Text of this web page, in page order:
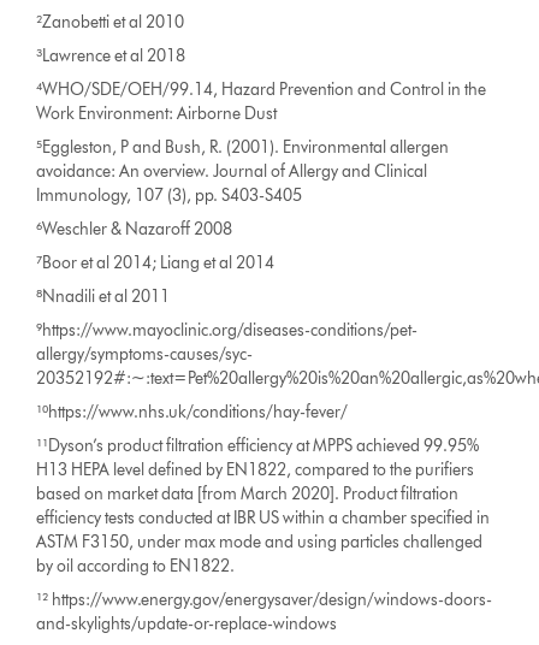
²Zanobetti et al 2010
³Lawrence et al 2018
⁴WHO/SDE/OEH/99.14, Hazard Prevention and Control in the
Work Environment: Airborne Dust
⁵Eggleston, P and Bush, R. (2001). Environmental allergen
avoidance: An overview. Journal of Allergy and Clinical
Immunology, 107 (3), pp. S403-S405
⁶Weschler & Nazaroff 2008
⁷Boor et al 2014; Liang et al 2014
⁸Nnadili et al 2011
⁹https://www.mayoclinic.org/diseases-conditions/pet-
allergy/symptoms-causes/syc-
¹⁰https://www.nhs.uk/conditions/hay-fever/
¹¹Dyson’s product filtration efficiency at MPPS achieved 99.95%
H13 HEPA level defined by EN1822, compared to the purifiers
based on market data [from March 2020]. Product filtration
efficiency tests conducted at IBR US within a chamber specified in
ASTM F3150, under max mode and using particles challenged
by oil according to EN1822.
¹² https://www.energy.gov/energysaver/design/windows-doors-
and-skylights/update-or-replace-windows